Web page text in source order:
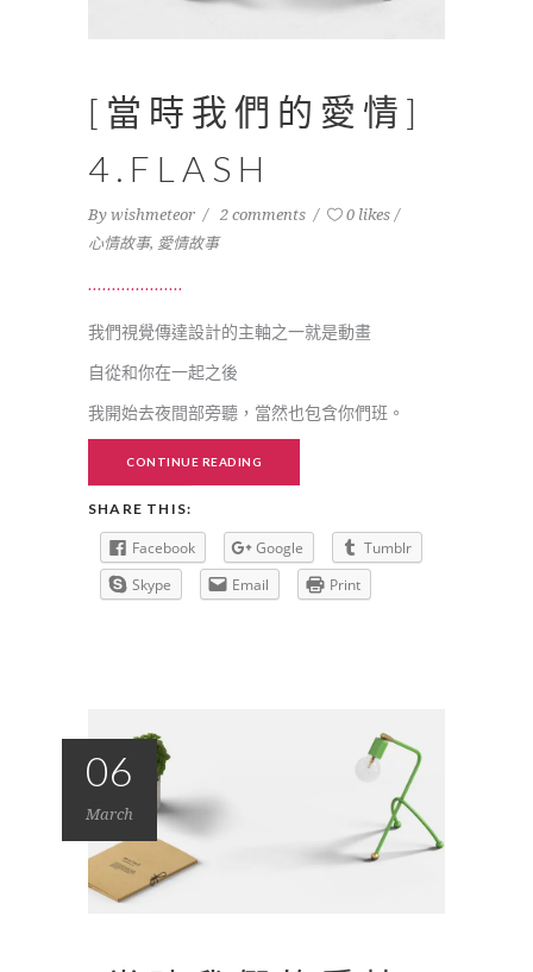
[當時我們的愛情]
4.FLASH
By wishmeteor 2 comments
0 likes
心情故事, 愛情故事
我們視覺傳達設計的主軸之一就是動畫
自從和你在一起之後
我開始去夜間部旁聽，當然也包含你們班。
CONTINUE READING
SHARE THIS:
Facebook Google
Tumblr
Skype
Email Print
06
March